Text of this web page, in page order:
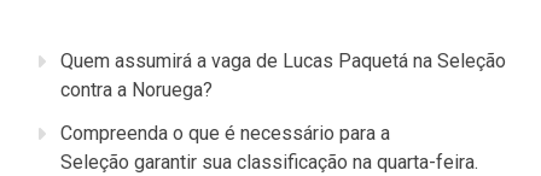
Quem assumirá a vaga de Lucas Paquetá na Seleção
contra a Noruega?
Compreenda o que é necessário para a
Seleção garantir sua classificação na quarta-feira.